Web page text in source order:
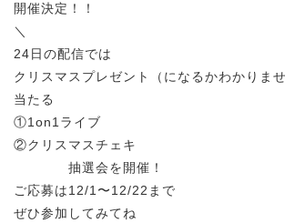
開催決定！！
＼
24日の配信では
クリスマスプレゼント（になるかわかりま
当たる
①1on1ライブ
②クリスマスチェキ
抽選会を開催！
ご応募は12/1〜12/22まで
ぜひ参加してみてね